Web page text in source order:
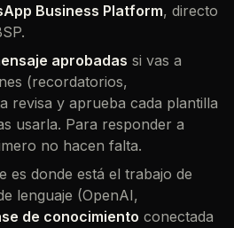
Business Platform, directo
aprobadas si vas a
(recordatorios,
revisa y aprueba cada plantilla
usarla. Para responder a
no hacen falta.
es donde está el trabajo de
lenguaje (OpenAI,
de conocimiento conectada